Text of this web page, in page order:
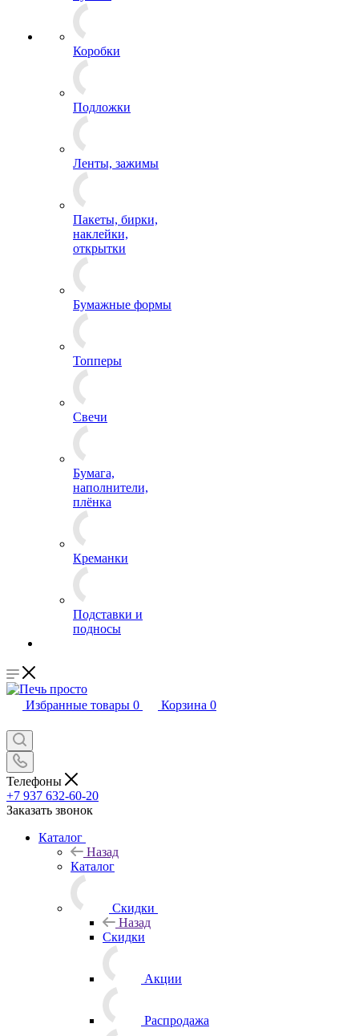
Коробки
Подложки
Ленты, зажимы
Пакеты, бирки,
наклейки,
открытки
Бумажные формы
Топперы
Свечи
Бумага,
наполнители,
плёнка
Креманки
Подставки и
подносы
Избранные товары 0 Корзина 0
Телефоны
+7 937 632-60-20
Заказать звонок
Каталог
Назад
Каталог
Скидки
Назад
Скидки
Акции
Распродажа